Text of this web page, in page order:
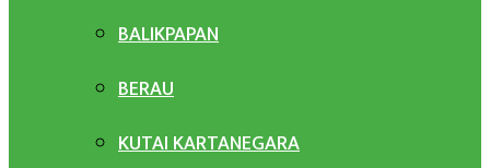
BALIKPAPAN
BERAU
KUTAI KARTANEGARA